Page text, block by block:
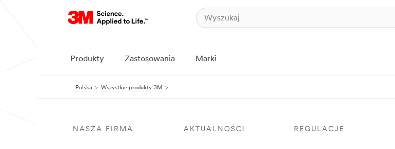
Produkty Zastosowania Marki
Polska Wszystkie produkty 3M
NASZA FIRMA AKTUALNOŚCI REGULACJE